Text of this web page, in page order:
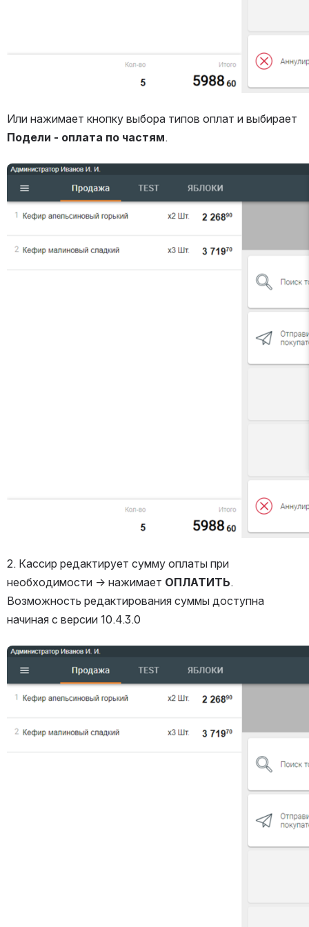
Подели - оплата по частям.
Открыть файл «»
2. Кассир редактирует сумму оплаты при
необходимости → нажимает ОПЛАТИТЬ.
Возможность редактирования суммы доступна
начиная с версии 10.4.3.0
Открыть файл «»